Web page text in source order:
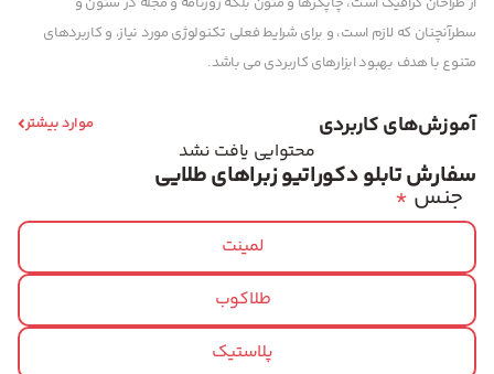
سطرآنچنان که لازم است، و برای شرایط فعلی تکنولوژی مورد نیاز، و کاربردهای
متنوع با هدف بهبود ابزارهای کاربردی می باشد.
آموزش‌های کاربردی موارد بیشتر
محتوایی یافت نشد
سفارش تابلو دکوراتیو زبراهای طلایی
*جنس
لمینت
طلاکوب
پلاستیک